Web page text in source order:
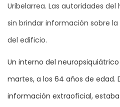
Uribelarrea. Las autoridades
sin brindar información sobre
del edificio.
Un interno del
martes, a los 64 años de edad.
información extraoficial,